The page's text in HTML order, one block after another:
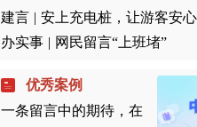
建言 | 安上充电桩，让游客安
办实事 | 网民留言“上班堵”
优秀案例
一条留言中的期待，在